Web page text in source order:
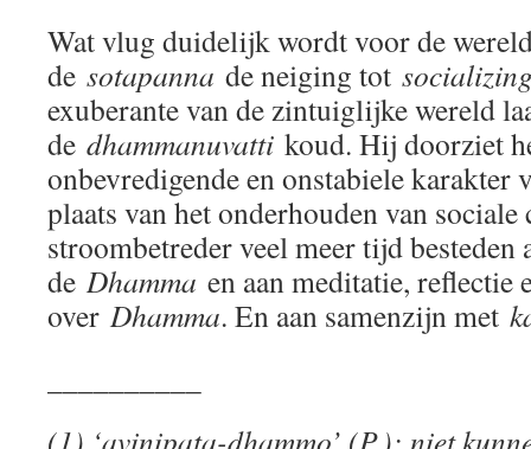
Wat vlug duidelijk wordt voor de
de sotapanna de neiging tot
exuberante van de zintuiglijke wereld
de dhammanuvatti koud. Hij doorziet
onbevredigende en onstabiele karakter
plaats van het onderhouden van sociale
stroombetreder veel meer tijd besteden
de Dhamma en aan meditatie, reflectie
over Dhamma. En aan samenzijn met
(1) ‘avinipata-dhammo’ (P.): niet